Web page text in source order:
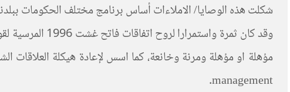
شكلت هذه الوصايا/ الاملاءات أساس برنامج مختلف الحكومات
وقد كان ثمرة
management.